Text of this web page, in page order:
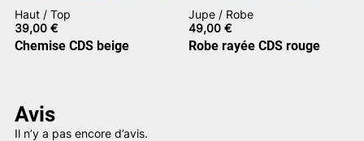
Haut / Top
39,00 €
Chemise CDS beige
Jupe / Robe
49,00€
Robe rayée CDS rouge
Avis
Il n’y a pas encore d’avis.